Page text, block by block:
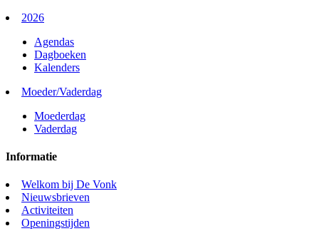
2026
Agendas
Dagboeken
Kalenders
Moeder/Vaderdag
Moederdag
Vaderdag
Informatie
Welkom bij De Vonk
Nieuwsbrieven
Activiteiten
Openingstijden